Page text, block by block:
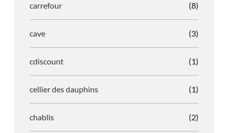
carrefour (8)
cave (3)
cdiscount (1)
cellier des dauphins (1)
chablis (2)